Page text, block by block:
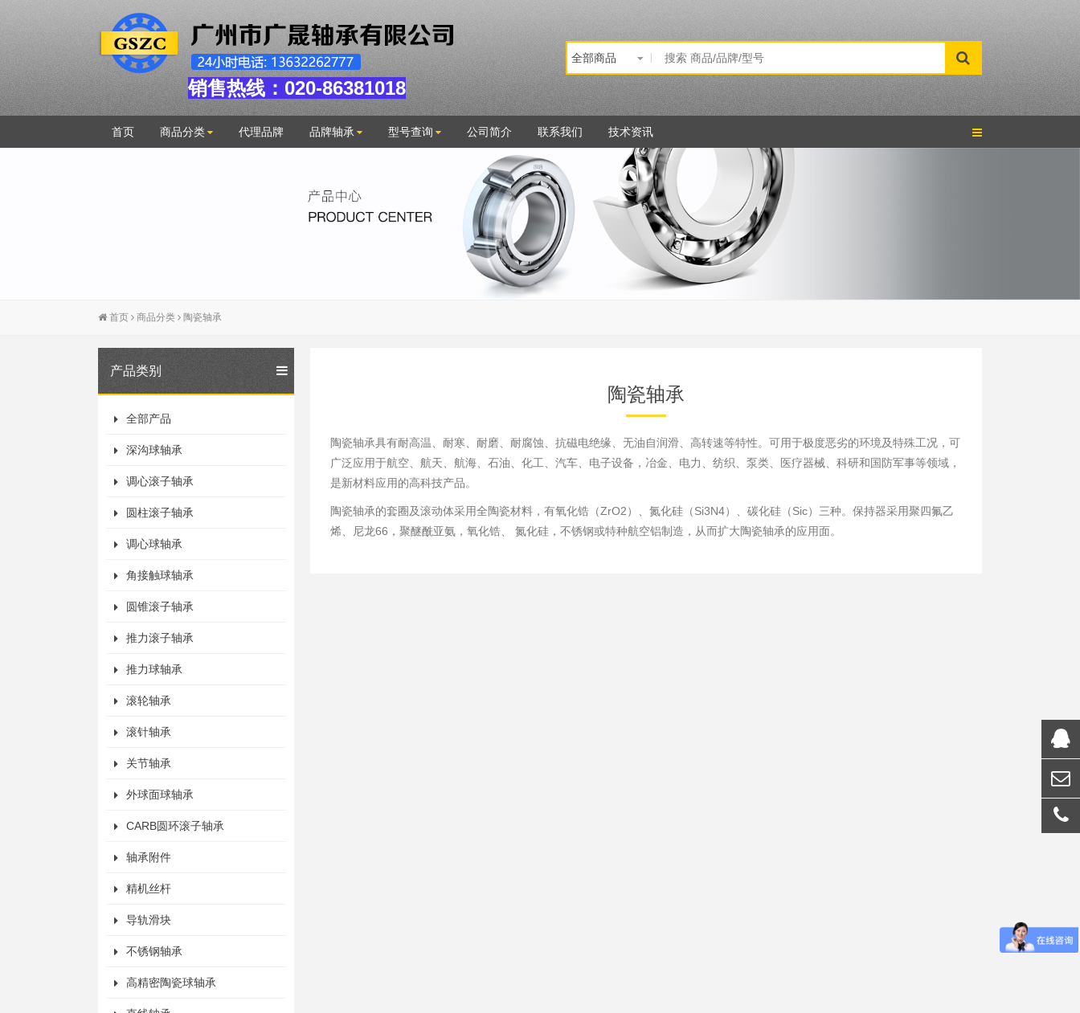
销售热线：020-86381018
首页 商品分类 代理品牌 品牌轴承 型号查询 公司简介 联系我们 技术资讯
首页 商品分类 陶瓷轴承
产品类别
全部产品
深沟球轴承
调心滚子轴承
圆柱滚子轴承
调心球轴承
角接触球轴承
圆锥滚子轴承
推力滚子轴承
推力球轴承
滚轮轴承
滚针轴承
关节轴承
外球面球轴承
CARB圆环滚子轴承
轴承附件
精机丝杆
导轨滑块
不锈钢轴承
高精密陶瓷球轴承
陶瓷轴承
陶瓷轴承具有耐高温、耐寒、耐磨、耐腐蚀、抗磁电绝缘、无油自润滑、高转速等特性。可用于极度恶劣的环境及特殊工况，可
广泛应用于航空、航天、航海、石油、化工、汽车、电子设备，冶金、电力、纺织、泵类、医疗器械、科研和国防军事等领域，
是新材料应用的高科技产品。
陶瓷轴承的套圈及滚动体采用全陶瓷材料，有氧化锆 （ZrO2）、 氮化硅 （Si3N4）、 碳化硅 （Sic）三种。保持器采用聚四氟乙
烯
尼龙66 ，聚醚酰亚氨，氧化锆、 氮化硅，不锈钢或特种航空铝制造，从而扩大陶瓷轴承的应用面。